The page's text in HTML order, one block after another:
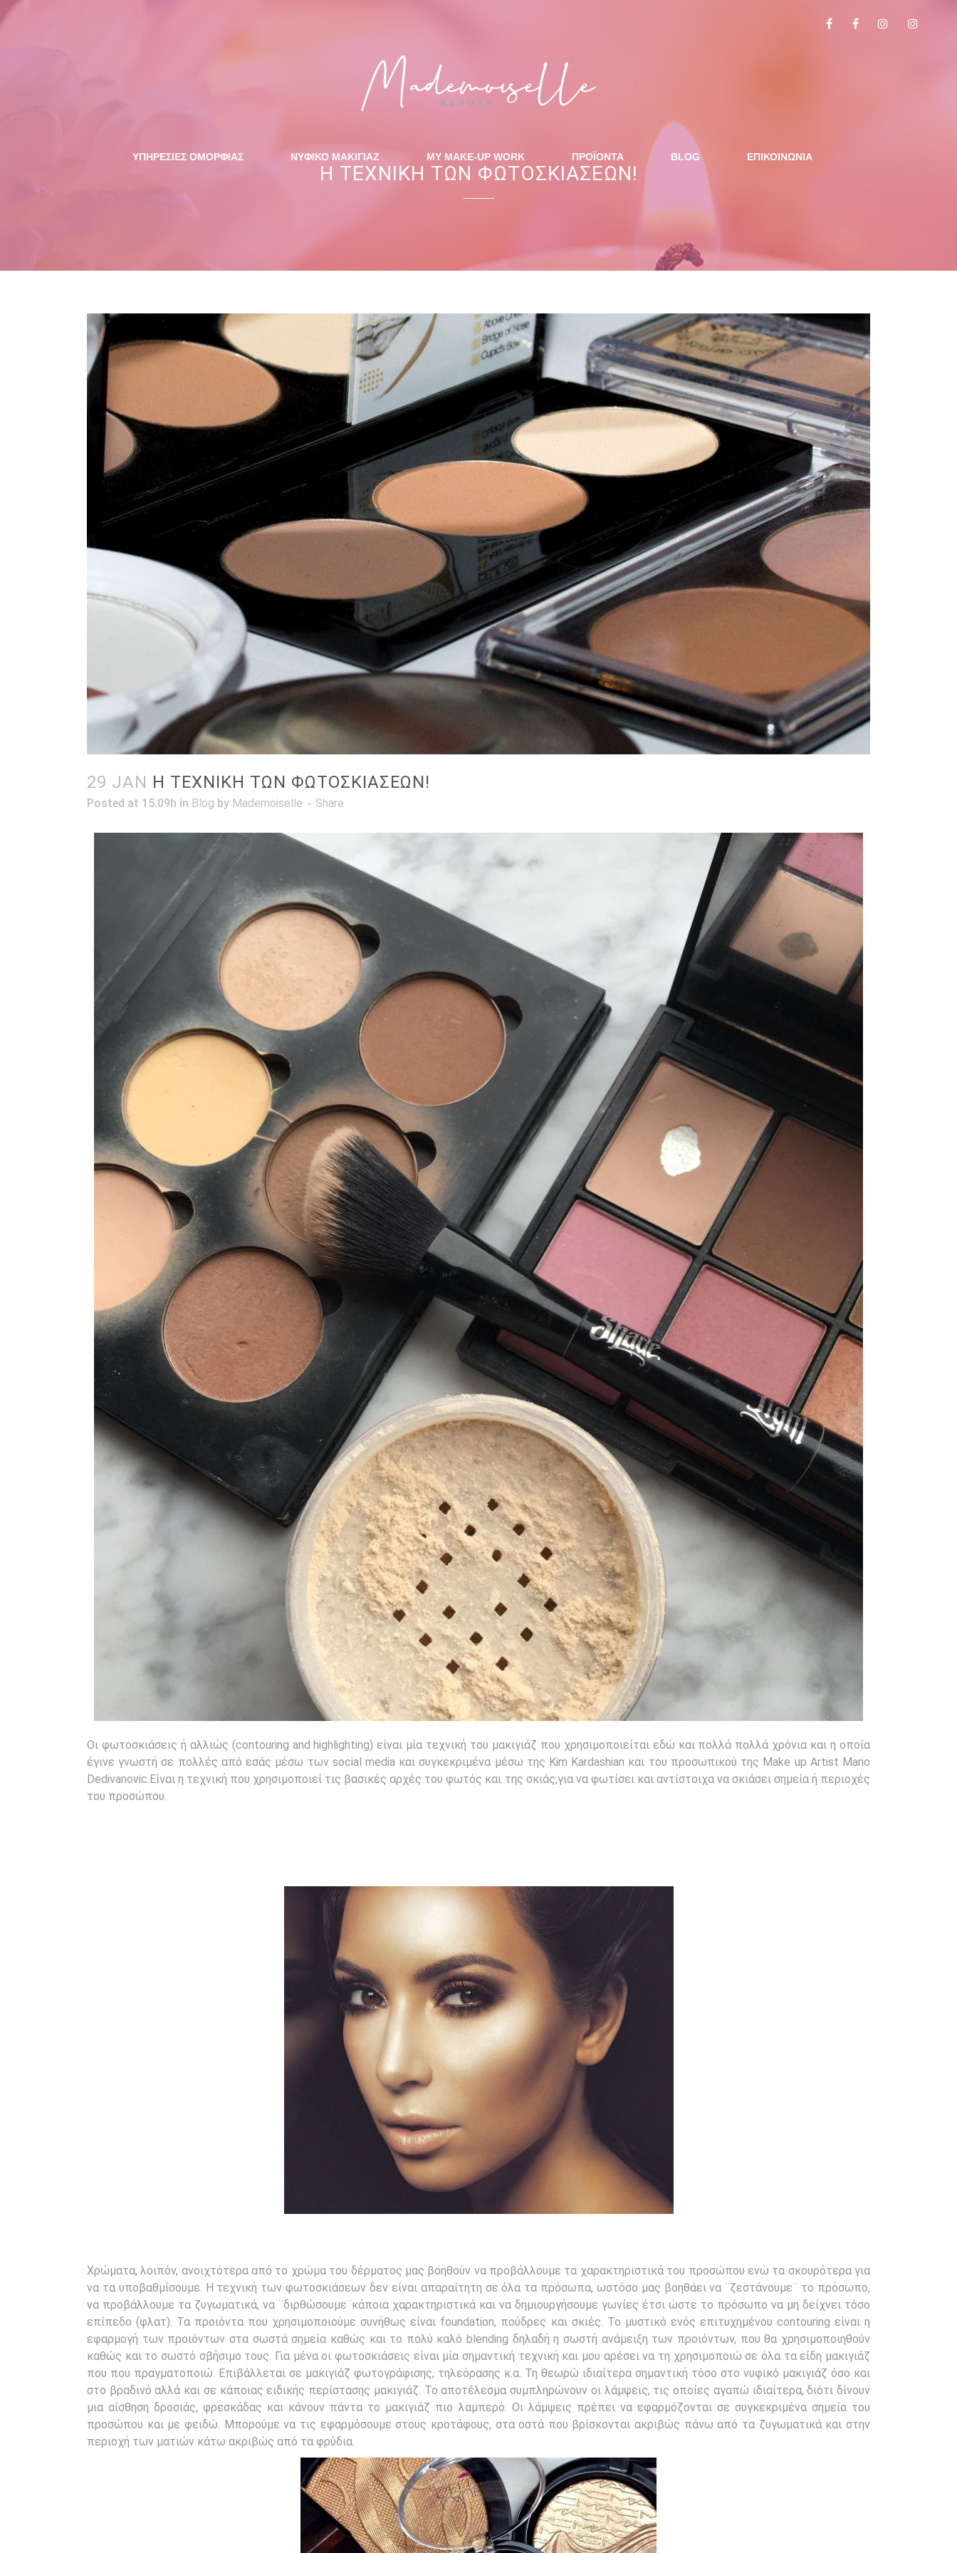
ΥΠΗΡΕΣΙΕΣ ΟΜΟΡΦΙΑΣ NYΦΙΚΟ ΜΑΚΙΓΙΑΖ MY MAKE-UP WORK ΠΡΟΪΟΝΤΑ BLOG ΕΠΙΚΟΙΝΩΝΙΑ
Η ΤΕΧΝΙΚΗ ΤΩΝ ΦΩΤΟΣΚΙΑΣΕΩΝ!
29 JAN Η ΤΕΧΝΙΚΗ ΤΩΝ ΦΩΤΟΣΚΙΑΣΕΩΝ!
Posted at 15:09h in Blog by Mademoiselle Share
Οι φωτοσκιάσεις ή αλλιώς (contouring and highlighting) είναι μία τεχνική του μακιγιάζ που χρησιμοποιείται εδώ και πολλά πολλά χρόνια και η οποία
έγινε γνωστή σε πολλές από εσάς μέσω των social media και συγκεκριμένα μέσω της Kim Kardashian και του προσωπικού της Make up Artist Mario
Dedivanovic.Είναι η τεχνική που χρησιμοποιεί τις βασικές αρχές του φωτός και της σκιάς,για να φωτίσει και αντίστοιχα να σκιάσει σημεία ή περιοχές
του προσώπου.
Χρώματα, λοιπόν, ανοιχτότερα από το χρώμα του δέρματος μας βοηθούν να προβάλλουμε τα χαρακτηριστικά του προσώπου ενώ τα σκουρότερα για
να τα υποβαθμίσουμε. Η τεχνική των φωτοσκιάσεων δεν είναι απαραίτητη σε όλα τα πρόσωπα, ωστόσο μας βοηθάει να ¨ζεστάνουμε¨ το πρόσωπο,
να προβάλλουμε τα ζυγωματικά, να ¨διρθώσουμε¨κάποια χαρακτηριστικά και να δημιουργήσουμε γωνίες έτσι ώστε το πρόσωπο να μη δείχνει τόσο
επίπεδο (φλατ). Τα προιόντα που χρησιμοποιούμε συνήθως είναι foundation, πούδρες και σκιές. Το μυστικό ενός επιτυχημένου contouring είναι η
εφαρμογή των προιόντων στα σωστά σημεία καθώς και το πολύ καλό blending δηλαδή η σωστή ανάμειξη των προιόντων, που θα χρησιμοποιηθούν
καθώς και το σωστό σβήσιμο τους. Για μένα οι φωτοσκιάσεις είναι μία σημαντική τεχνική και μου αρέσει να τη χρησιμοποιώ σε όλα τα είδη μακιγιάζ
που που πραγματοποιώ. Επιβάλλεται σε μακιγιάζ φωτογράφισης, τηλεόρασης κ.α. Τη θεωρώ ιδιαίτερα σημαντική τόσο στο νυφικό μακιγιάζ όσο και
στο βραδινό αλλά και σε κάποιας ειδικής περίστασης μακιγιάζ. Το αποτέλεσμα συμπληρώνουν οι λάμψεις, τις οποίες αγαπώ ιδιαίτερα, διότι δίνουν
μια αίσθηση δροσιάς, φρεσκάδας και κάνουν πάντα το μακιγιάζ πιο λαμπερό. Οι λάμψεις πρέπει να εφαρμόζονται σε συγκεκριμένα σημεία του
προσώπου και με φειδώ. Μπορούμε να τις εφαρμόσουμε στους κροτάφους, στα οστά που βρίσκονται ακριβώς πάνω από τα ζυγωματικά και στην
περιοχή των ματιών κάτω ακριβώς από τα φρύδια.